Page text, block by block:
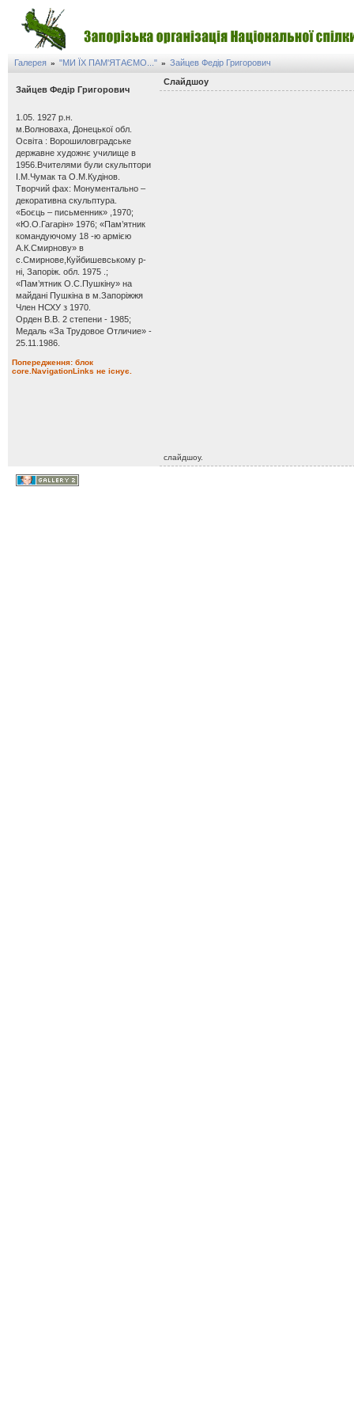
Галерея » "МИ ЇХ ПАМ'ЯТАЄМО..." » Зайцев Федір Григорович
Зайцев Федір Григорович
1.05. 1927 р.н.
м.Волноваха, Донецької обл.
Освіта : Ворошиловградське
державне художнє училище в
1956.Вчителями були скульптори
І.М.Чумак та О.М.Кудінов.
Творчий фах: Монументально –
декоративна скульптура.
«Боєць – письменник» ,1970;
«Ю.О.Гагарін» 1976; «Пам’ятник
командуючому 18 -ю армією
А.К.Смирнову» в
с.Смирнове,Куйбишевському р-
ні, Запоріж. обл. 1975 .;
«Пам’ятник О.С.Пушкіну» на
майдані Пушкіна в м.Запоріжжя
Член НСХУ з 1970.
Орден В.В. 2 степени - 1985;
Медаль «За Трудовое Отличие» -
25.11.1986.
Попередження: блок
core.NavigationLinks не існує.
Слайдшоу
слайдшоу.